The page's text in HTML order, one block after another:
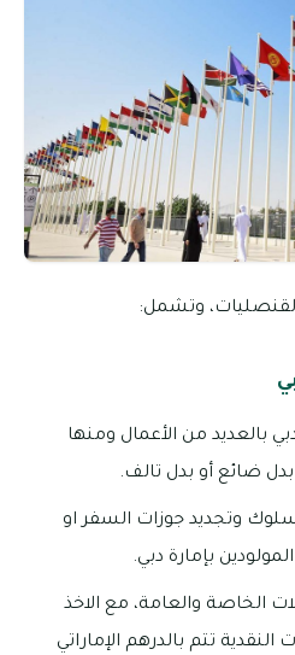
وتشمل:
بالعديد من الأعمال ومنها
بدل ضائع أو بدل تالف.
وتجديد جوزات السفر او
بإمارة دبي.
الخاصة والعامة، مع الاخذ
النقدية تتم بالدرهم الإماراتي